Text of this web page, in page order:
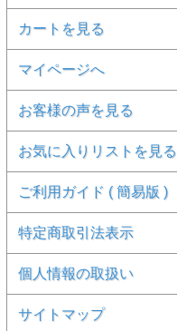
カートを見る
マイページへ
お客様の声を見る
お気に入りリストを見る
ご利用ガイド ( 簡易版 )
特定商取引法表示
個人情報の取扱い
サイトマップ